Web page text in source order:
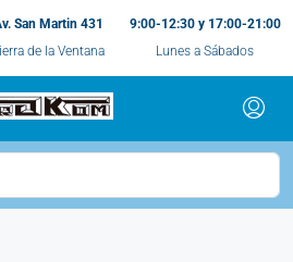
San Martin 431
de la Ventana
9:00-12:30 y 17:00-21:00
Lunes a Sábados